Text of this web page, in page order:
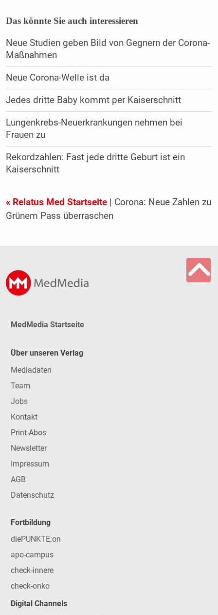
Das könnte Sie auch interessieren
Neue Studien geben Bild von Gegnern der Corona-
Maßnahmen
Neue Corona-Welle ist da
Jedes dritte Baby kommt per Kaiserschnitt
Lungenkrebs-Neuerkrankungen nehmen bei
Frauen zu
Rekordzahlen: Fast jede dritte Geburt ist ein
Kaiserschnitt
« Relatus Med Startseite| Corona: Neue Zahlen zu
Grünem Pass überraschen
MedMedia Startseite
Über unseren Verlag
Mediadaten
Team
Jobs
Kontakt
Print-Abos
Newsletter
Impressum
AGB
Datenschutz
Fortbildung
diePUNKTE:on
apo-campus
check-innere
check-onko
Digital Channels